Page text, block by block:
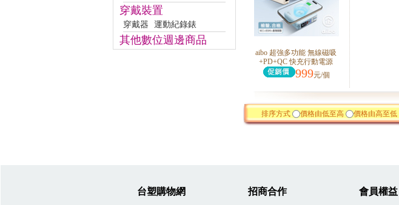
穿戴裝置
穿戴器 運動紀錄錶
其他數位週邊商品
aibo 超強多功能 無線磁吸
+PD+QC 快充行動電源
999元/個
排序方式 價格由低至高 價格由高至低
台塑購物網 招商合作 會員權益